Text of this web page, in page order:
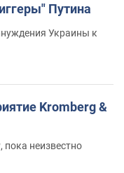
Путина
Украины к
Kromberg &
пока неизвестно